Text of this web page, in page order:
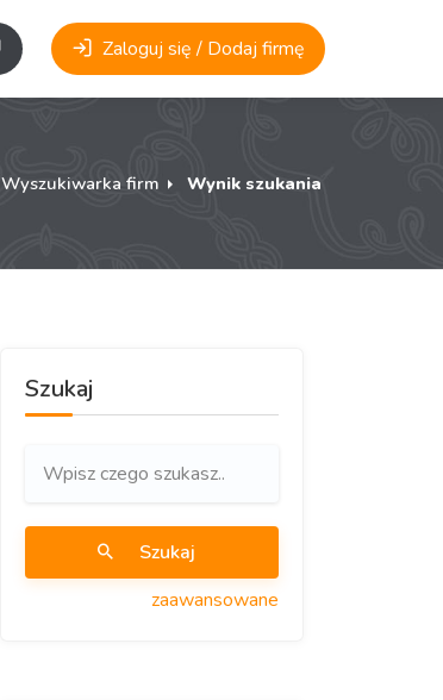
Zaloguj się / Dodaj firmę
Wyszukiwarka firm Wynik szukania
Szukaj
Szukaj
zaawansowane